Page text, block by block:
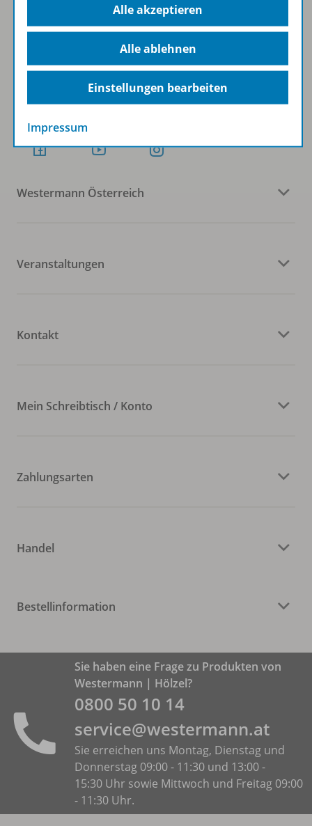
Zum Newsletter anmelden
Folgen Sie uns auf Social Media
Westermann Österreich
Veranstaltungen
Kontakt
Mein Schreibtisch / Konto
Zahlungsarten
Handel
Bestellinformation
Sie haben eine Frage zu Produkten von
Westermann | Hölzel?
0800 50 10 14
service@westermann.at
Sie erreichen uns Montag, Dienstag und
Donnerstag 09:00 - 11:30 und 13:00 -
15:30 Uhr sowie Mittwoch und Freitag 09:00
- 11:30 Uhr.
Alle akzeptieren
Alle ablehnen
Einstellungen bearbeiten
Impressum